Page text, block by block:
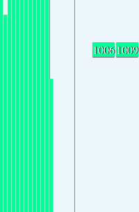
10061009